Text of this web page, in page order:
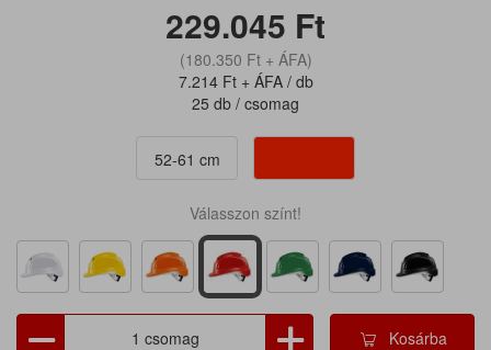
229.045 Ft
(180.350 Ft+ ÁFA)
7.214 Ft+ ÁFA / db
25 db / csomag
52-61 cm
Válasszon színt!
Kosárba